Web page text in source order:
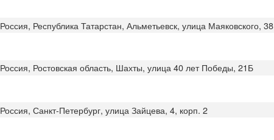
Россия, Республика Татарстан, Альметьевск, улица Маяковского, 38
Россия, Ростовская область, Шахты, улица 40 лет Победы, 21Б
Россия, Санкт-Петербург, улица Зайцева, 4, корп. 2